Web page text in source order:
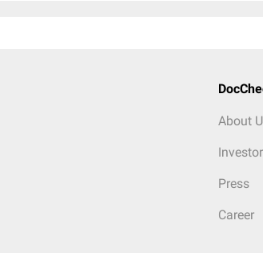
About
Press
Career